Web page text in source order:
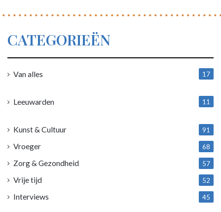
CATEGORIEËN
Van alles
17
Leeuwarden
11
Kunst & Cultuur 91
Vroeger 68
Zorg & Gezondheid 57
Vrije tijd 52
Interviews 45